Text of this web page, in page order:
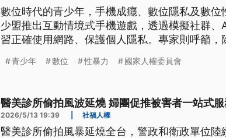
數位時代的青少年，手機成癮、數位隱私及數
少盟推出互動情境式手機遊戲，透過模擬社群
習正確使用網路、保護個人隱私。專家則呼籲，
青少年 數位 性暴力 國家人權委員會
醫美診所偷拍風波延燒 婦團促推被害者一站式
2026/5/13 19:39 社福人權
醫美診所偷拍風暴延燒全台，警政和衛政單位